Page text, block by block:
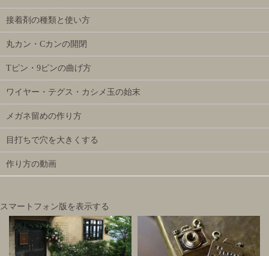
接着剤の種類と使い方
丸カン・Cカンの開閉
Tピン・9ピンの曲げ方
ワイヤー・テグス・カシメ玉の始末
メガネ留めの作り方
目打ちで穴を大きくする
作り方の動画
スマートフォン版を表示する